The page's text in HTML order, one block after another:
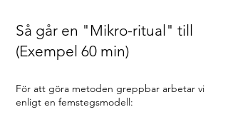
Så går en "Mikro-ritual" till
(Exempel 60 min)
För att göra metoden greppbar arbetar vi
enligt en femstegsmodell: